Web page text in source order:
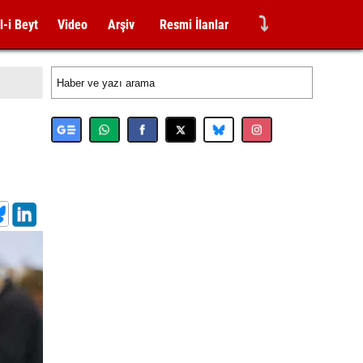
i Beyt Video Arşiv Resmi İlanlar ⤵